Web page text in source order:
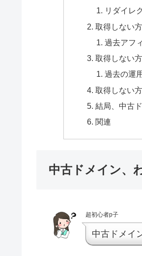
リダイレ
取得しない
過去アフ
取得しない
過去の運
取得しない
結局、中古
関連
中古ドメイン、
超初心者p子
中古ドメイ